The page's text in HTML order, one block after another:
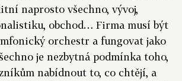
naprosto všechno, vývoj,
obchod… Firma musí být
orchestr a fungovat jako
je nezbytná podmínka toho,
nabídnout to, co chtějí, a